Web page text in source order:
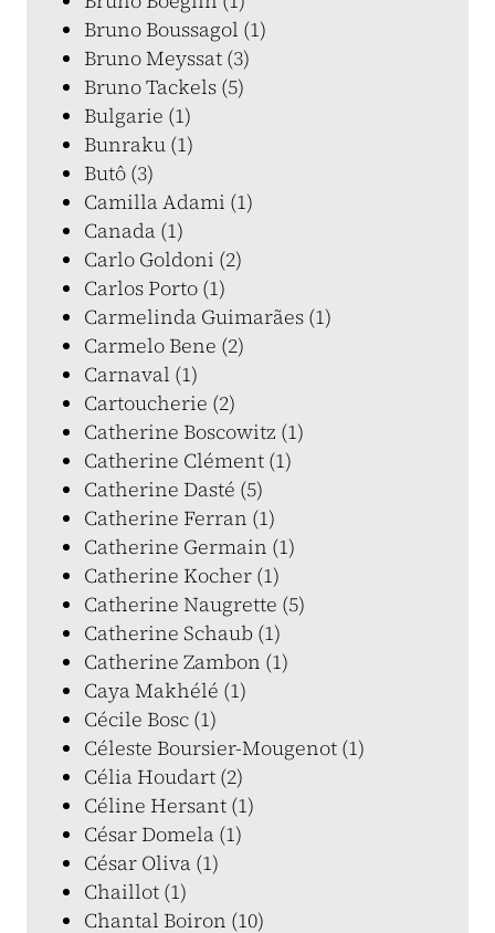
Bruno Boussagol (1)
Bruno Meyssat (3)
Bruno Tackels (5)
Bulgarie (1)
Bunraku (1)
Butô (3)
Camilla Adami (1)
Canada (1)
Carlo Goldoni (2)
Carlos Porto (1)
Carmelinda Guimarães (1)
Carmelo Bene (2)
Carnaval (1)
Cartoucherie (2)
Catherine Boscowitz (1)
Catherine Clément (1)
Catherine Dasté (5)
Catherine Ferran (1)
Catherine Germain (1)
Catherine Kocher (1)
Catherine Naugrette (5)
Catherine Schaub (1)
Catherine Zambon (1)
Caya Makhélé (1)
Cécile Bosc (1)
Céleste Boursier-Mougenot (1)
Célia Houdart (2)
Céline Hersant (1)
César Domela (1)
César Oliva (1)
Chaillot (1)
Chantal Boiron (10)